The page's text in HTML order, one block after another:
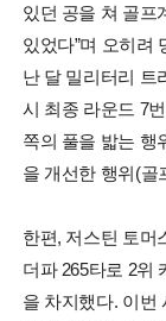
있던 공을 쳐 골프
있었다”며 오히려
난 달 밀리터리 트
시 최종 라운드 7
쪽의 풀을 밟는 행
을 개선한 행위(골
한편, 저스틴 토머
더파 265타로 2위
을 차지했다. 이번